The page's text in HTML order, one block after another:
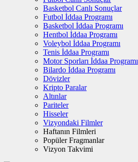
Basketbol Canlı Sonuçlar
Futbol İddaa Programı
Basketbol İddaa Programı
Hentbol İddaa Programı
Voleybol İddaa Programı
Tenis İddaa Programı
Motor Sporları İddaa Programı
Bilardo İddaa Programı
Dövizler
Kripto Paralar
Altınlar
Pariteler
Hisseler
Vizyondaki Filmler
Haftanın Filmleri
Popüler Fragmanlar
Vizyon Takvimi